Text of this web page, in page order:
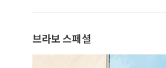
브라보 스페셜